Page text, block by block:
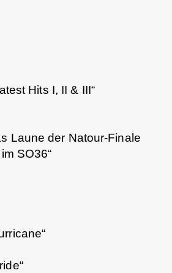
Hits I, II & III“
Laune der Natour-Finale
SO36“